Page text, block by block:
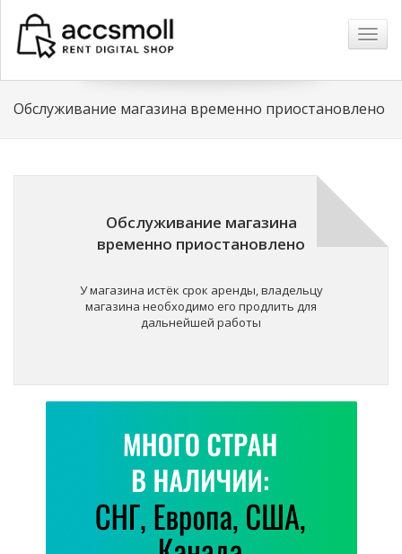
Обслуживание магазина временно приостановлено
Обслуживание магазина
временно приостановлено
У магазина истёк срок аренды, владельцу
магазина необходимо его продлить для
дальнейшей работы